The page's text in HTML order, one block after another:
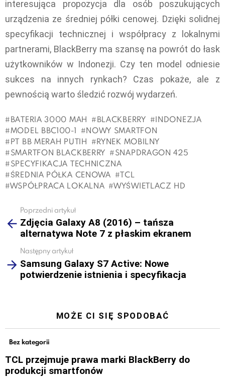
interesująca propozycja dla osób poszukujących
urządzenia ze średniej półki cenowej. Dzięki solidnej
specyfikacji technicznej i współpracy z lokalnymi
partnerami, BlackBerry ma szansę na powrót do łask
użytkowników w Indonezji. Czy ten model odniesie
sukces na innych rynkach? Czas pokaże, ale z
pewnością warto śledzić rozwój wydarzeń.
BATERIA 3000 MAH BLACKBERRY
INDONEZJA
MODEL BBC100-1
NOWY SMARTFON
PT BB MERAH PUTIH
RYNEK MOBILNY
SMARTFON BLACKBERRY
SNAPDRAGON 425
SPECYFIKACJA TECHNICZNA
ŚREDNIA PÓŁKA CENOWA
TCL
WSPÓŁPRACA LOKALNA
WYŚWIETLACZ HD
more
Poprzedni artykuł
Zdjęcia Galaxy A8 (2016) – tańsza
alternatywa Note 7 z płaskim ekranem
Następny artykuł
Samsung Galaxy S7 Active: Nowe
potwierdzenie istnienia i specyfikacja
MOŻE CI SIĘ SPODOBAĆ
Bez kategorii
TCL przejmuje prawa marki BlackBerry do
produkcji smartfonów